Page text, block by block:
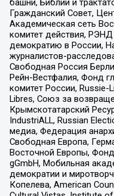
башни, Библии и
Гражданский Совет,
Академическая сеть
комитет действия,
демократию в России,
журналистов-
Свободная Россия
Рейн-Вестфалия, Фонд
комитет России, Russie-
Libres, Союз за
Крымскотатарский
IndustriALL, Russian
медиа, Федерация
Свободная Европа,
Восточной Европы,
gGmbH, Мобильная
демократии и
Копелева, American